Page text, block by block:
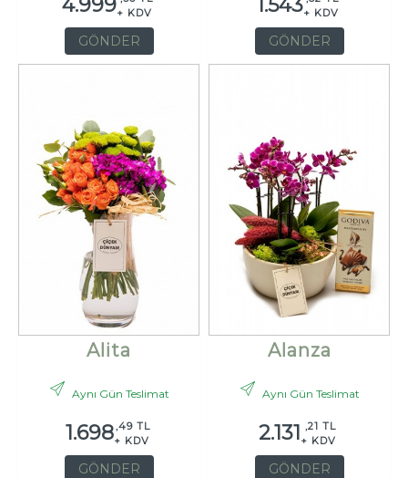
+ KDV
GÖNDER
+ KDV
GÖNDER
Alita
Aynı Gün Teslimat
1.698 ,49 TL
+ KDV
GÖNDER
Alanza
Aynı Gün Teslimat
2.131 ,21 TL
+ KDV
GÖNDER